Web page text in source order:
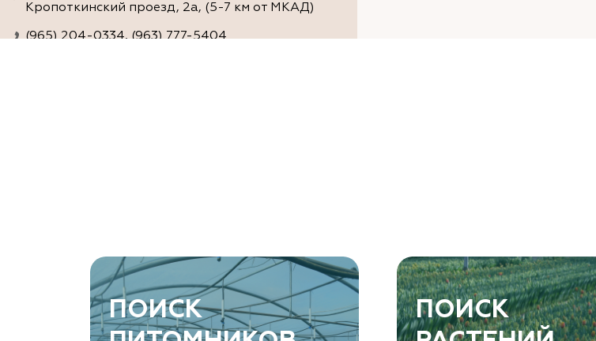
Кропоткинский проезд, 2а, (5-7 км от МКАД)
(965) 204-0334, (963) 777-5404
ArtGreen (питомник декоративных
растений, АртГрин)
ПОИСК
ПОИСК